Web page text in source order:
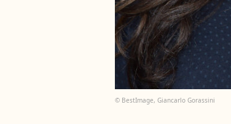
© BestImage, Giancarlo Gorassini